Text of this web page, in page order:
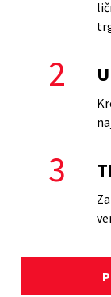
2
3